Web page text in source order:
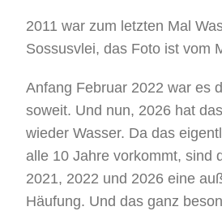
2011 war zum letzten Mal
Sossusvlei, das Foto ist vom
Anfang Februar 2022 war es
soweit. Und nun, 2026 hat
wieder Wasser. Da das
alle 10 Jahre vorkommt, sind
2021, 2022 und 2026 eine
Häufung. Und das ganz